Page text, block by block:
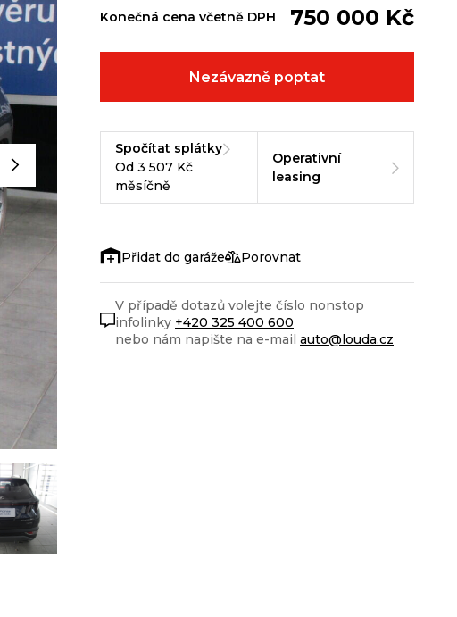
Konečná cena včetně DPH 750 000 Kč
Nezávazně poptat
Spočítat splátky
Od 3 507 Kč
měsíčně
Operativní
leasing
Porovnat
V případě dotazů volejte číslo nonstop
infolinky +420 325 400 600
nebo nám napište na e-mail auto@louda.cz